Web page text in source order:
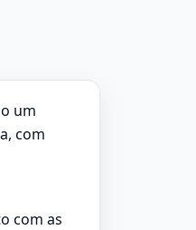
um
com
com as